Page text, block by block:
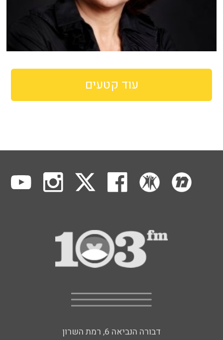
עוד קטעים
דבורה הנביאה 6, רמת השרון